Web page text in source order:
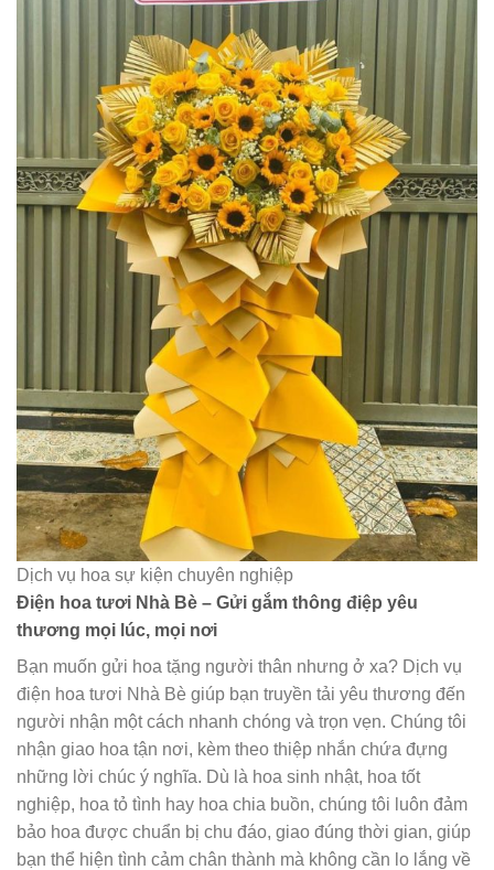
Dịch vụ hoa sự kiện chuyên nghiệp
Điện hoa tươi Nhà Bè – Gửi gắm thông điệp yêu
thương mọi lúc, mọi nơi
Bạn muốn gửi hoa tặng người thân nhưng ở xa? Dịch vụ
điện hoa tươi Nhà Bè giúp bạn truyền tải yêu thương đến
người nhận một cách nhanh chóng và trọn vẹn. Chúng tôi
nhận giao hoa tận nơi, kèm theo thiệp nhắn chứa đựng
những lời chúc ý nghĩa. Dù là hoa sinh nhật, hoa tốt
nghiệp, hoa tỏ tình hay hoa chia buồn, chúng tôi luôn đảm
bảo hoa được chuẩn bị chu đáo, giao đúng thời gian, giúp
bạn thể hiện tình cảm chân thành mà không cần lo lắng về